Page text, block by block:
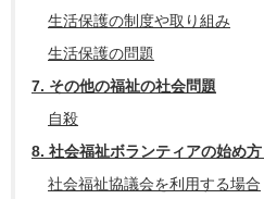
生活保護の制度や取り組み
生活保護の問題
7. その他の福祉の社会問題
自殺
8. 社会福祉ボランティアの始め
社会福祉協議会を利用する場合